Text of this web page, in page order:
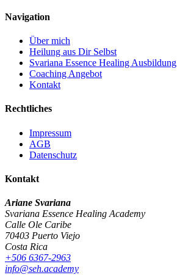
Navigation
Über mich
Heilung aus Dir Selbst
Svariana Essence Healing Ausbildung
Coaching Angebot
Kontakt
Rechtliches
Impressum
AGB
Datenschutz
Kontakt
Ariane Svariana
Svariana Essence Healing Academy
Calle Ole Caribe
70403 Puerto Viejo
Costa Rica
+506 6367-2963
info@seh.academy